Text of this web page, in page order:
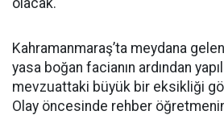
Kahramanmaraş’ta meydana
yasa boğan facianın ardından
mevzuattaki büyük bir eksikliği
Olay öncesinde rehber